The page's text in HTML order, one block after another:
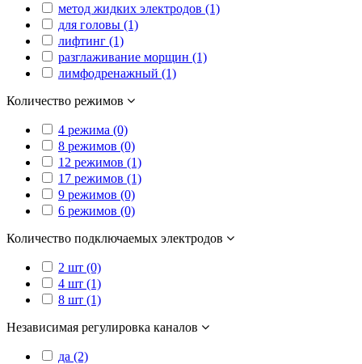
метод жидких электродов (1)
для головы (1)
лифтинг (1)
разглаживание морщин (1)
лимфодренажный (1)
Количество режимов
4 режима (0)
8 режимов (0)
12 режимов (1)
17 режимов (1)
9 режимов (0)
6 режимов (0)
Количество подключаемых электродов
2 шт (0)
4 шт (1)
8 шт (1)
Независимая регулировка каналов
да (2)